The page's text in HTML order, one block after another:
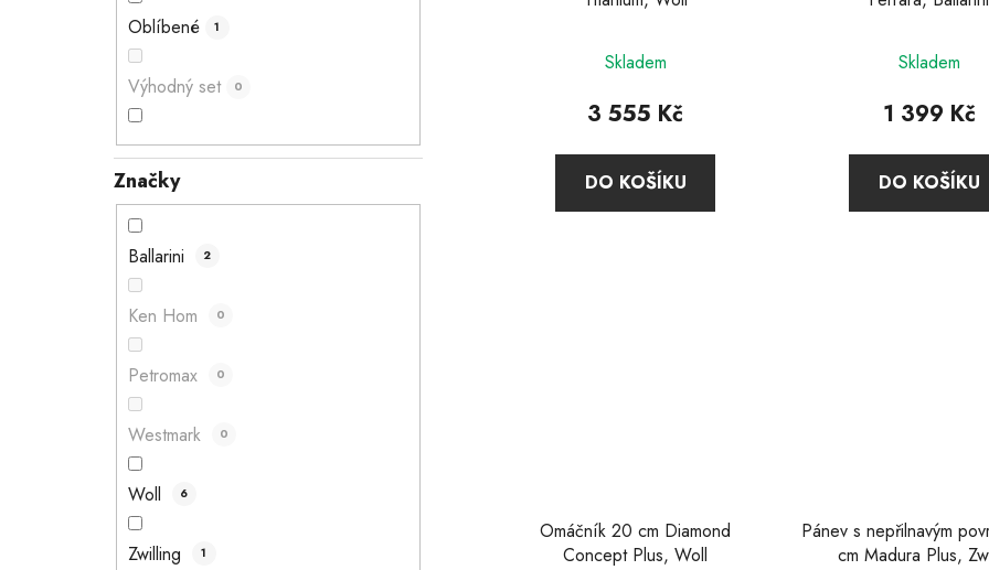
Oblíbené 1
Výhodný set 0
Značky
Ballarini 2
Ken Hom 0
Petromax 0
Westmark 0
Woll 6
Zwilling 1
hodnocení
produktu
4,0
z
Skladem
3 555 Kč
DO KOŠÍKU
Skladem
1 399 Kč
DO KOŠÍKU
Omáčník 20 cm Diamond
Concept Plus, Woll
Pánev s nepřilnavým
cm Madura Plus,